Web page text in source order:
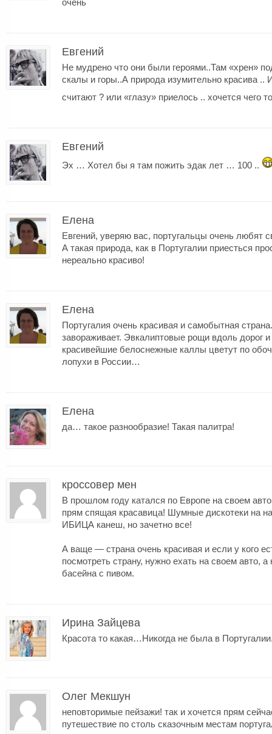
Евгений
Не мудрено что они были героями..Там «хрен»
скалы и горы..А природа изумительно красива ..
считают ? или «глазу» приелось .. хочется чего
Евгений
Эх … Хотел бы я там пожить эдак лет … 100 ..
Елена
Евгений, уверяю вас, португальцы очень любят
А такая природа, как в Португалии приесться
нереально красиво!
Елена
Португалия очень красивая и самобытная
завораживает. Эвкалиптовые рощи вдоль
красивейшие белоснежные каллы цветут по
лопухи в России…
Елена
да… такое разнообразие! Такая палитра!
кроссовер мен
В прошлом году катался по Европе на своем
прям спящая красавица! Шумные дискотеки на
ИБИЦА канеш, но зачетно все!
А ваще — страна очень красивая и если у кого
посмотреть страну, нужно ехать на своем авто, а
басейна с пивом.
Ирина Зайцева
Красота то какая…Никогда не была в
Олег Мекшун
неповторимые пейзажи! так и хочется прям
путешествие по столь сказочным местам